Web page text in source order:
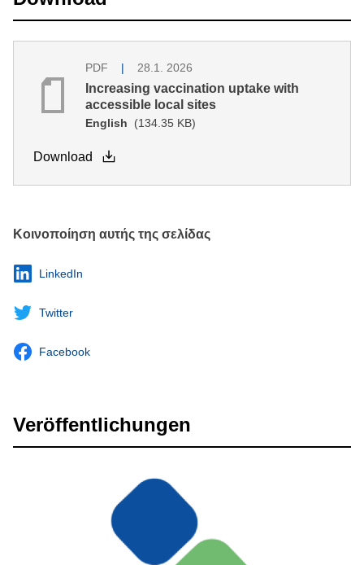
PDF 28.1. 2026
Increasing vaccination uptake with
accessible local sites
English (134.35 KB)
Download
Κοινοποίηση αυτής της σελίδας
LinkedIn
Twitter
Facebook
Veröffentlichungen